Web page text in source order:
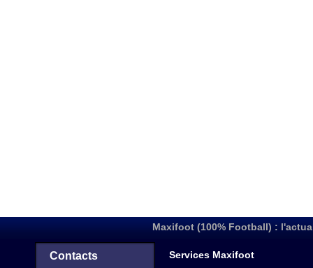
Maxifoot (100% Football) :
Contacts Services Maxifoot